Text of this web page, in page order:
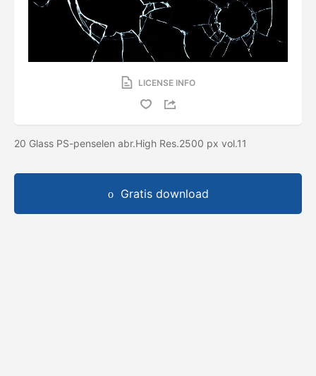
LICENSE INFO
20 Glass PS-penselen abr.High Res.2500 px vol.11
Gratis download